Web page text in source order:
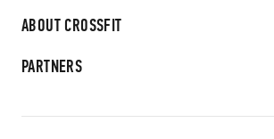
ABOUT CROSSFIT
PARTNERS